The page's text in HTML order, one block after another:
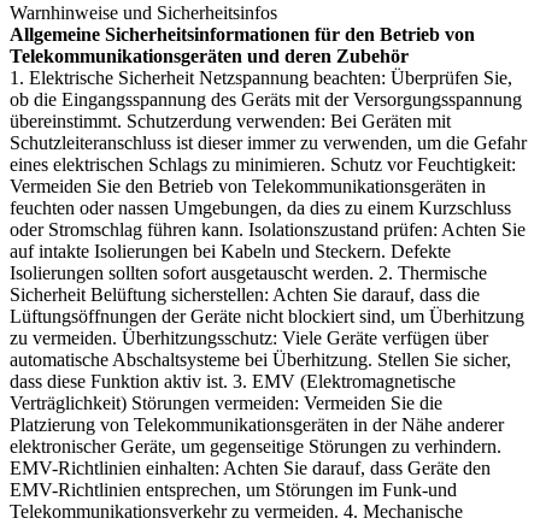
Warnhinweise und Sicherheitsinfos
Allgemeine Sicherheitsinformationen für den Betrieb von
Telekommunikationsgeräten und deren Zubehör
1. Elektrische Sicherheit Netzspannung beachten: Überprüfen Sie,
ob die Eingangsspannung des Geräts mit der Versorgungsspannung
übereinstimmt. Schutzerdung verwenden: Bei Geräten mit
Schutzleiteranschluss ist dieser immer zu verwenden, um die Gefahr
eines elektrischen Schlags zu minimieren. Schutz vor Feuchtigkeit:
Vermeiden Sie den Betrieb von Telekommunikationsgeräten in
feuchten oder nassen Umgebungen, da dies zu einem Kurzschluss
oder Stromschlag führen kann. Isolationszustand prüfen: Achten Sie
auf intakte Isolierungen bei Kabeln und Steckern. Defekte
Isolierungen sollten sofort ausgetauscht werden. 2. Thermische
Sicherheit Belüftung sicherstellen: Achten Sie darauf, dass die
Lüftungsöffnungen der Geräte nicht blockiert sind, um Überhitzung
zu vermeiden. Überhitzungsschutz: Viele Geräte verfügen über
automatische Abschaltsysteme bei Überhitzung. Stellen Sie sicher,
dass diese Funktion aktiv ist. 3. EMV (Elektromagnetische
Verträglichkeit) Störungen vermeiden: Vermeiden Sie die
Platzierung von Telekommunikationsgeräten in der Nähe anderer
elektronischer Geräte, um gegenseitige Störungen zu verhindern.
EMV-Richtlinien einhalten: Achten Sie darauf, dass Geräte den
EMV-Richtlinien entsprechen, um Störungen im Funk-und
Telekommunikationsverkehr zu vermeiden. 4. Mechanische